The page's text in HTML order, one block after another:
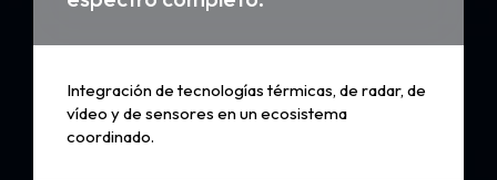
Integración de tecnologías térmicas, de radar, de
vídeo y de sensores en un ecosistema
coordinado.